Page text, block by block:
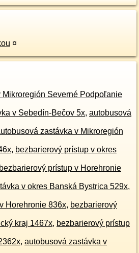
¤
Mikroregión Severné Podpoľanie
v Sebedín-Bečov 5x, autobusová
zastávka v Mikroregión
, bezbarierový prístup v okres
bezbarierový prístup v Horehronie
v okres Banská Bystrica 529x,
Horehronie 836x, bezbarierový
kraj 1467x, bezbarierový prístup
, autobusová zastávka v